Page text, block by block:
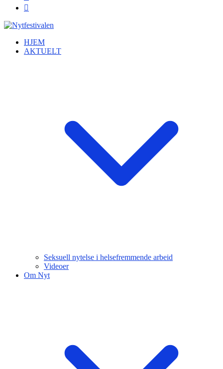
HJEM
AKTUELT
Seksuell nytelse i helsefremmende arbeid
Videoer
Om Nyt